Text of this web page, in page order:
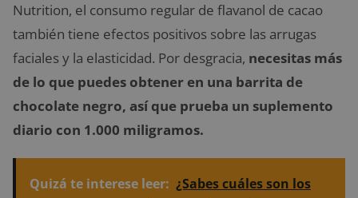
Nutrition, el consumo regular de flavanol de cacao
también tiene efectos positivos sobre las arrugas
faciales y la elasticidad. Por desgracia, necesitas más
de lo que puedes obtener en una barrita de
chocolate negro, así que prueba un suplemento
diario con 1.000 miligramos.
Quizá te interese leer: ¿Sabes cuáles son los